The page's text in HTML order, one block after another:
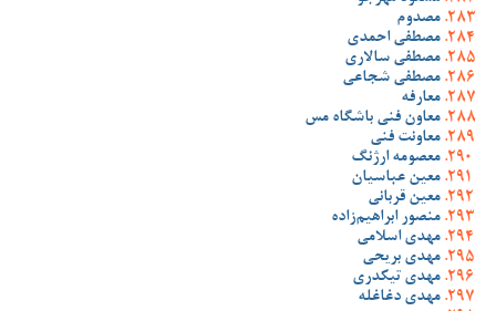
مصدوم
مصطفی احمدی
مصطفی سالاری
مصطفی شجاعی
معارفه
معاون فنی باشگاه مس
معاونت فنی
معصومه ارژنگ
معین عباسیان
معین قربانی
منصور ابراهیم‌زاده
مهدی اسلامی
مهدی بریحی
مهدی تیکدری
مهدی دغاغله